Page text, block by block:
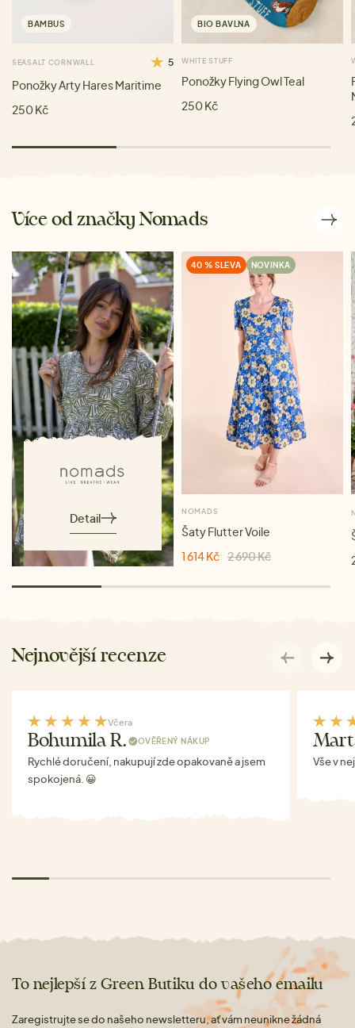
BAMBUS
SEASALT CORNWALL 5
Ponožky Arty Hares Maritime
250 Kč
BIO BAVLNA
WHITE STUFF
Ponožky Flying Owl Teal
250 Kč
Více od značky Nomads
Detail
40 % SLEVA NOVINKA
NOMADS
Šaty Flutter Voile
1 614 Kč 2 690 Kč
Nejnovější recenze
Včera
Bohumila R. OVĚŘENÝ NÁKUP
Rychlé doručení, nakupují zde opakovaně a jsem
spokojená. 😀
Vše v
To nejlepší z Green Butiku do vašeho emailu
Zaregistrujte se do našeho newsletteru, ať vám neunikne žádná